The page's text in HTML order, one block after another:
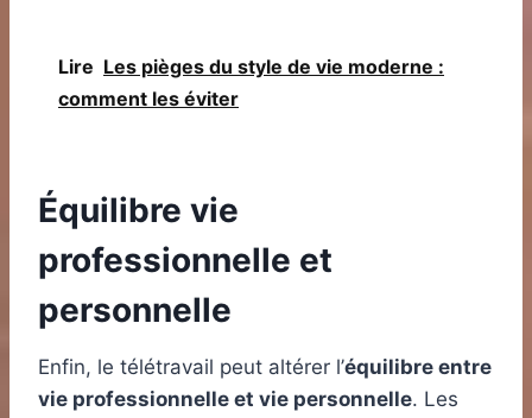
Lire Les pièges du style de vie moderne :
comment les éviter
Équilibre vie
professionnelle et
personnelle
Enfin, le télétravail peut altérer l’équilibre entre
vie professionnelle et vie personnelle. Les